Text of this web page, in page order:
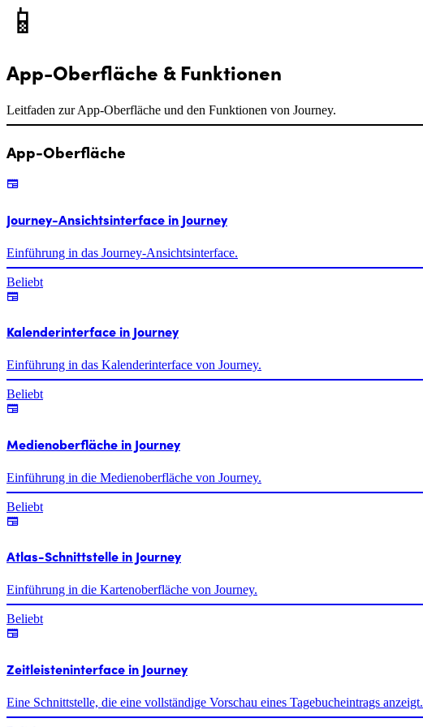
📱
App-Oberfläche & Funktionen
Leitfaden zur App-Oberfläche und den Funktionen von Journey.
App-Oberfläche
Journey-Ansichtsinterface in Journey
Einführung in das Journey-Ansichtsinterface.
Beliebt
Kalenderinterface in Journey
Einführung in das Kalenderinterface von Journey.
Beliebt
Medienoberfläche in Journey
Einführung in die Medienoberfläche von Journey.
Beliebt
Atlas-Schnittstelle in Journey
Einführung in die Kartenoberfläche von Journey.
Beliebt
Zeitleisteninterface in Journey
Eine Schnittstelle, die eine vollständige Vorschau eines Tagebucheintrags anzeigt.